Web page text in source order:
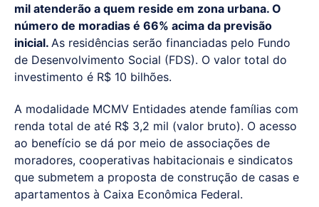
mil atenderão a quem reside em zona urbana. O
número de moradias é 66% acima da previsão
inicial. As residências serão financiadas pelo Fundo
de Desenvolvimento Social (FDS). O valor total do
investimento é R$ 10 bilhões.
A modalidade MCMV Entidades atende famílias com
renda total de até R$ 3,2 mil (valor bruto). O acesso
ao benefício se dá por meio de associações de
moradores, cooperativas habitacionais e sindicatos
que submetem a proposta de construção de casas e
apartamentos à Caixa Econômica Federal.